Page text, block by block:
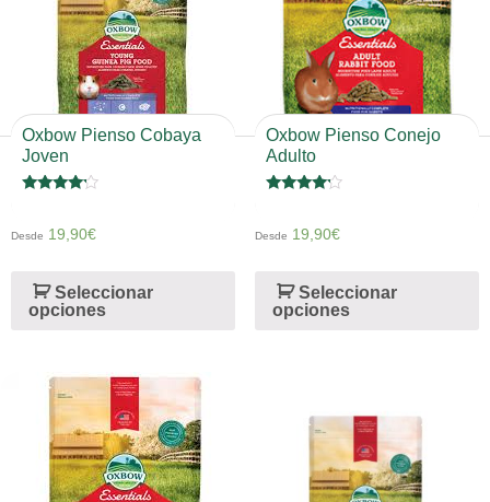
Oxbow Pienso Cobaya
Joven
4
Desde 19,90€
Seleccionar
opciones
Oxbow Pienso Conejo
Adulto
4
Desde 19,90€
Seleccionar
opciones